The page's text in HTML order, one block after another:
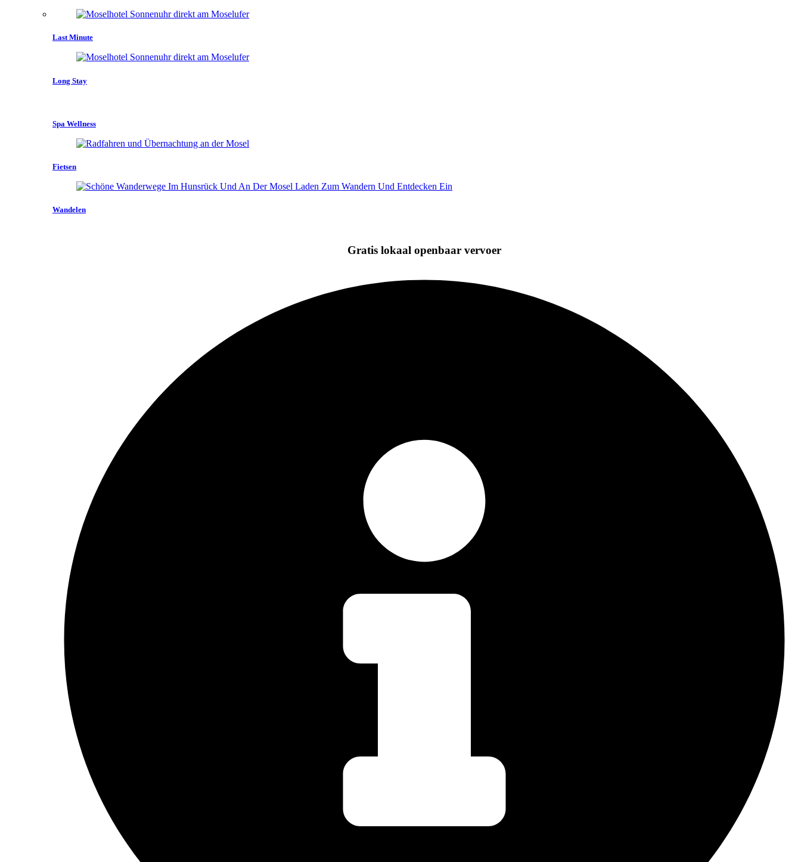
Last Minute
Long Stay
Spa Wellness
Fietsen
Wandelen
Gratis lokaal openbaar vervoer